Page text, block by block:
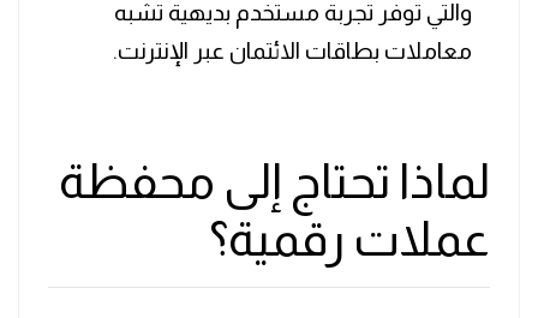
والتي توفر تجربة مستخدم بديهية تشبه
معاملات بطاقات الائتمان عبر الإنترنت.
لماذا تحتاج إلى محفظة
عملات رقمية؟